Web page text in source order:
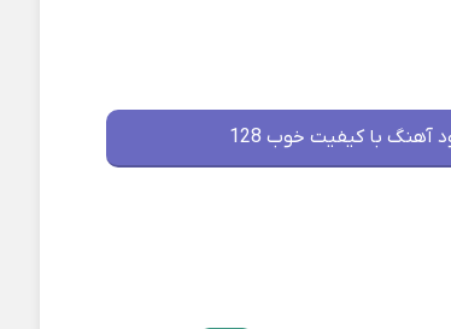
آهنگ با کیفیت خوب 128